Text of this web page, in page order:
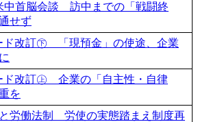
中首脳会談 訪中までの「戦闘終
せず
ド改訂㊦ 「現預金」の使途、企業
ド改訂㊤ 企業の「自主性・自律
を
労働法制 労使の実態踏まえ制度再